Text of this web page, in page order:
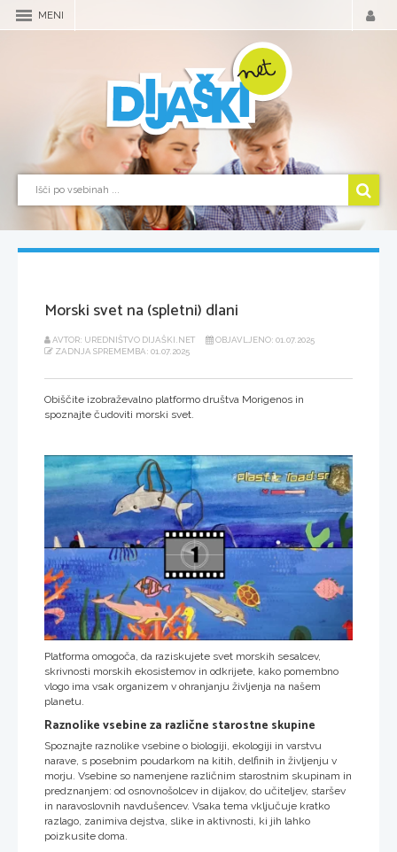
MENI
Morski svet na (spletni) dlani
AVTOR: UREDNIŠTVO DIJAŠKI.NET
OBJAVLJENO: 01.07.2025
ZADNJA SPREMEMBA: 01.07.2025
Obiščite izobraževalno platformo društva Morigenos in
spoznajte čudoviti morski svet.
Platforma omogoča, da raziskujete svet morskih sesalcev,
skrivnosti morskih ekosistemov in odkrijete, kako pomembno
vlogo ima vsak organizem v ohranjanju življenja na našem
planetu.
Raznolike vsebine za različne starostne skupine
Spoznajte raznolike vsebine o biologiji, ekologiji in varstvu
narave, s posebnim poudarkom na kitih, delfinih in življenju v
morju. Vsebine so namenjene različnim starostnim skupinam in
predznanjem: od osnovnošolcev in dijakov, do učiteljev, staršev
in naravoslovnih navdušencev. Vsaka tema vključuje kratko
razlago, zanimiva dejstva, slike in aktivnosti, ki jih lahko
poizkusite doma.